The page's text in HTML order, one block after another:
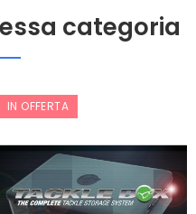
categoria
IN OFFERTA